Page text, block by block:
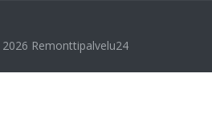
Remonttipalvelu24